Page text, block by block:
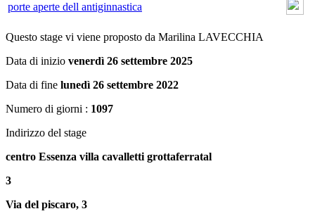
porte aperte dell antiginnastica
Questo stage vi viene proposto da Marilina LAVECCHIA
Data di inizio venerdì 26 settembre 2025
Data di fine lunedì 26 settembre 2022
Numero di giorni : 1097
Indirizzo del stage
centro Essenza villa cavalletti grottaferratal
3
Via del piscaro, 3